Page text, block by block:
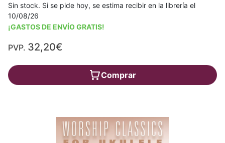
Sin stock. Si se pide hoy, se estima recibir en la librería el
10/08/26
¡GASTOS DE ENVÍO GRATIS!
PVP. 32,20€
Comprar